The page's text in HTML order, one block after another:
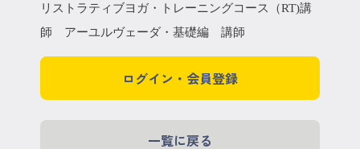
リストラティブヨガ・トレーニングコース（RT)講
師 アーユルヴェーダ・基礎編 講師
ログイン・会員登録
一覧に戻る